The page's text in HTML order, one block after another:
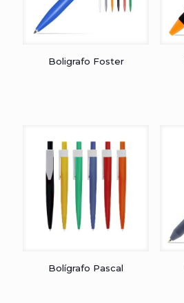
Boligrafo Foster
Bolígrafo Pascal